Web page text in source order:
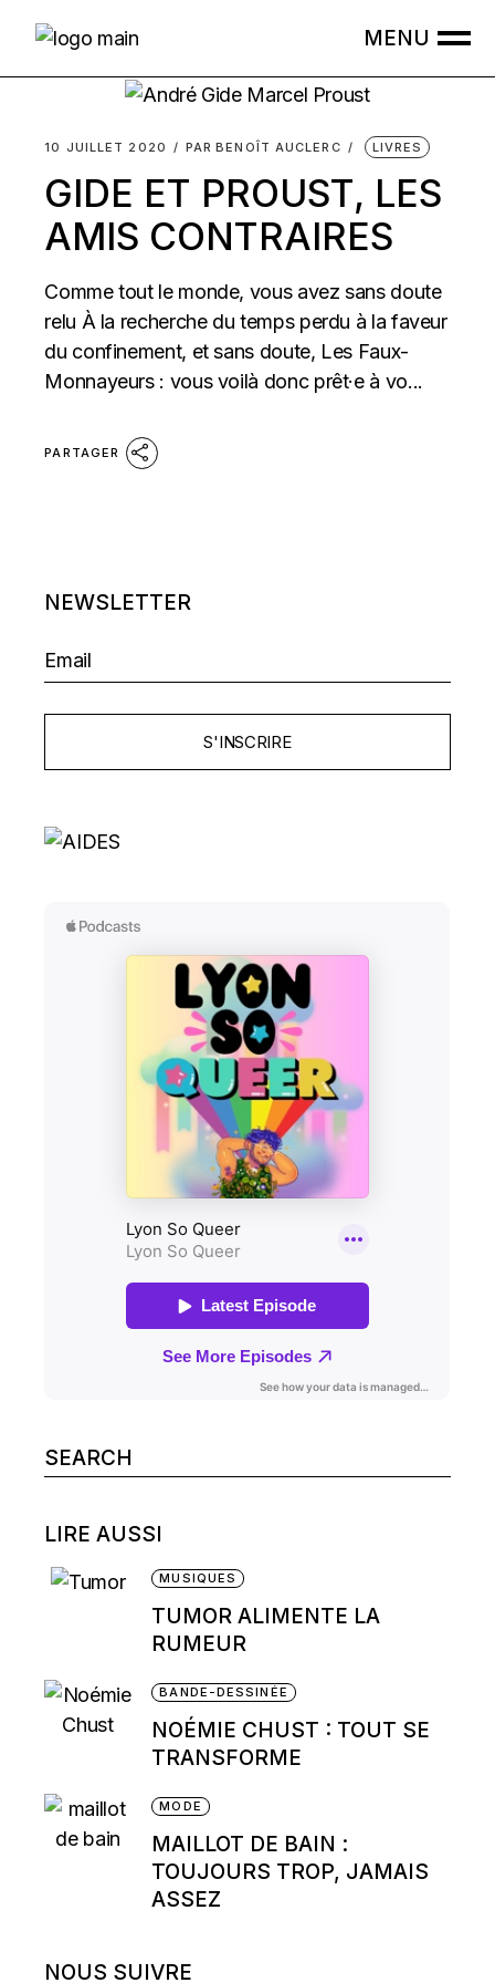
10 JUILLET 2020 PAR BENOÎT AUCLERC LIVRES
GIDE ET PROUST, LES
AMIS CONTRAIRES
Comme tout le monde, vous avez sans doute
relu À la recherche du temps perdu à la faveur
du confinement, et sans doute, Les Faux-
Monnayeurs : vous voilà donc prêt·e à vo...
PARTAGER
NEWSLETTER
S'INSCRIRE
Search
for:
LIRE AUSSI
MUSIQUES
TUMOR ALIMENTE LA
RUMEUR
BANDE-DESSINÉE
NOÉMIE CHUST : TOUT SE
TRANSFORME
MODE
MAILLOT DE BAIN :
TOUJOURS TROP, JAMAIS
ASSEZ
NOUS SUIVRE